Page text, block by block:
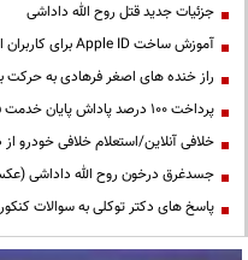
جزئیات جدید قتل روح الله داداشی
آموزش ساخت Apple ID برای کاربران ایرانی
راز خنده های اصغر فرهادی به حرکت
پرداخت ۱۰۰ درصد پاداش پایان خدمت فرهنگیان
خلافی آنلاین/استعلام خلافی خودرو از
جسدغرق درخون روح الله داداشی
پاسخ های دکتر توکلی به سوالات